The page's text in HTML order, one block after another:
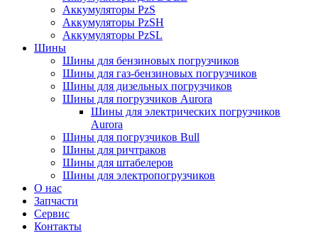
Аккумуляторы PzS
Аккумуляторы PzSH
Аккумуляторы PzSL
Шины
Шины для бензиновых погрузчиков
Шины для газ-бензиновых погрузчиков
Шины для дизельных погрузчиков
Шины для погрузчиков Aurora
Шины для электрических погрузчиков
Aurora
Шины для погрузчиков Bull
Шины для ричтраков
Шины для штабелеров
Шины для электропогрузчиков
О нас
Запчасти
Сервис
Контакты